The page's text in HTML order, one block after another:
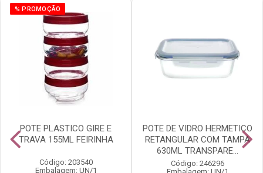
% PROMOÇÃO
POTE PLASTICO GIRE E
TRAVA 155ML FEIRINHA
Código: 203540
Embalagem: UN/1
POTE DE VIDRO HERMETICO
RETANGULAR COM TAMPA
630ML TRANSPARE...
Código: 246296